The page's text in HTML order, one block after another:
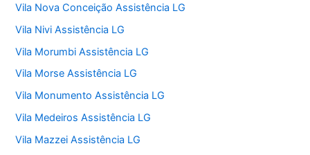
Vila Nova Conceição Assistência LG
Vila Nivi Assistência LG
Vila Morumbi Assistência LG
Vila Morse Assistência LG
Vila Monumento Assistência LG
Vila Medeiros Assistência LG
Vila Mazzei Assistência LG